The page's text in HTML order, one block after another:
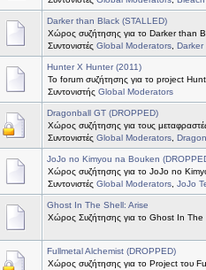
Darker than Black (STALLED)
Χώρος συζήτησης για το Darker than
Συντονιστές Global Moderators Darker
Hunter X Hunter (2011)
Το forum συζήτησης για το project
Συντονιστής Global Moderators
Dragonball GT (DROPPED)
Χώρος συζήτησης για τους
Συντονιστές Global Moderators
JoJo no Kimyou na Bouken
Χώρος συζήτησης για το JoJo no
Συντονιστές Global Moderators JoJo
Ghost In The Shell: Arise
Χώρος Συζήτησης για το Ghost In The
Fullmetal Alchemist (DROPPED)
Χώρος συζήτησης για το Project του